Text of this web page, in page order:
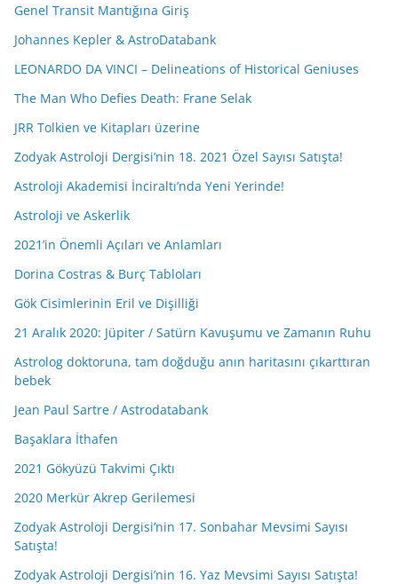
Genel Transit Mantığına Giriş
Johannes Kepler & AstroDatabank
LEONARDO DA VINCI – Delineations of Historical Geniuses
The Man Who Defies Death: Frane Selak
JRR Tolkien ve Kitapları üzerine
Zodyak Astroloji Dergisi’nin 18. 2021 Özel Sayısı Satışta!
Astroloji Akademisi İnciraltı’nda Yeni Yerinde!
Astroloji ve Askerlik
2021’in Önemli Açıları ve Anlamları
Dorina Costras & Burç Tabloları
Gök Cisimlerinin Eril ve Dişilliği
21 Aralık 2020: Jüpiter / Satürn Kavuşumu ve Zamanın Ruhu
Astrolog doktoruna, tam doğduğu anın haritasını çıkarttıran
bebek
Jean Paul Sartre / Astrodatabank
Başaklara İthafen
2021 Gökyüzü Takvimi Çıktı
2020 Merkür Akrep Gerilemesi
Zodyak Astroloji Dergisi’nin 17. Sonbahar Mevsimi Sayısı
Satışta!
Zodyak Astroloji Dergisi’nin 16. Yaz Mevsimi Sayısı Satışta!